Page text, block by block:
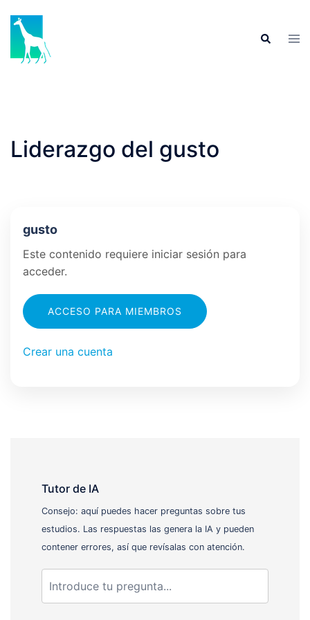
content
Search
Liderazgo del gusto
gusto
Este contenido requiere iniciar sesión para
acceder.
ACCESO PARA MIEMBROS
Crear una cuenta
Tutor de IA
Consejo: aquí puedes hacer preguntas sobre tus
estudios. Las respuestas las genera la IA y pueden
contener errores, así que revísalas con atención.